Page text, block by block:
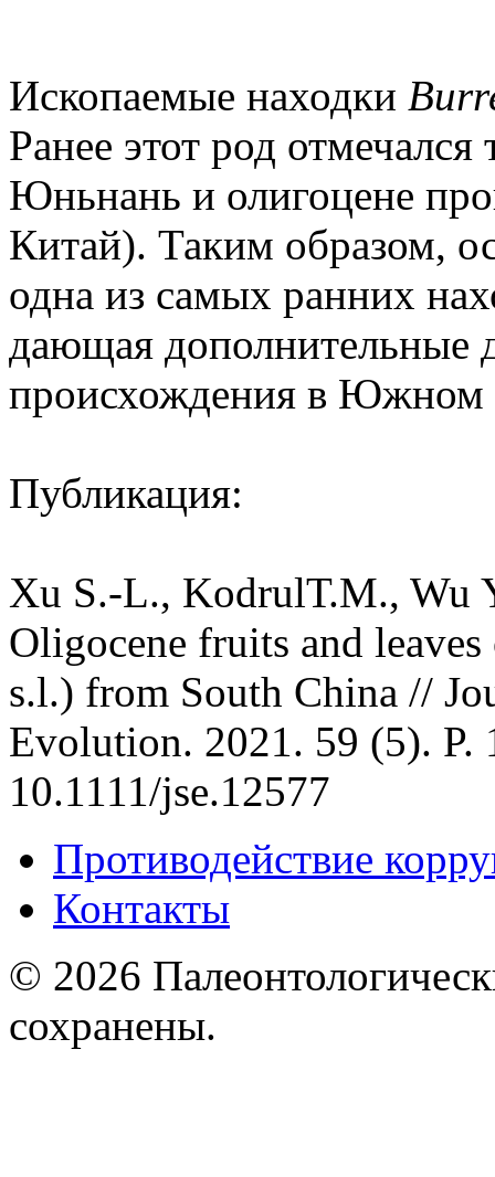
Ископаемые находки
Ранее этот род
Юньнань и олигоцене
Китай). Таким образом,
одна из самых ранних
дающая дополнительные
происхождения в Южном
Публикация:
Xu S.‐L., KodrulТ.M., Wu
Oligocene fruits and
s.l.) from South China //
Evolution. 2021. 59 (5). P.
10.1111/jse.12577
Противодействие
Контакты
© 2026
сохранены.